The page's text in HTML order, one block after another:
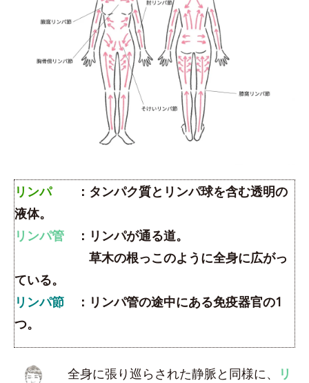
リンパ：タンパク質とリンパ球を含む透明の
液体。
リンパ管 ：リンパが通る道。
草木の根っこのように全身に広がっ
ている。
リンパ節 ：リンパ管の途中にある免疫器官の1
つ。
全身に張り巡らされた静脈と同様に、 リ